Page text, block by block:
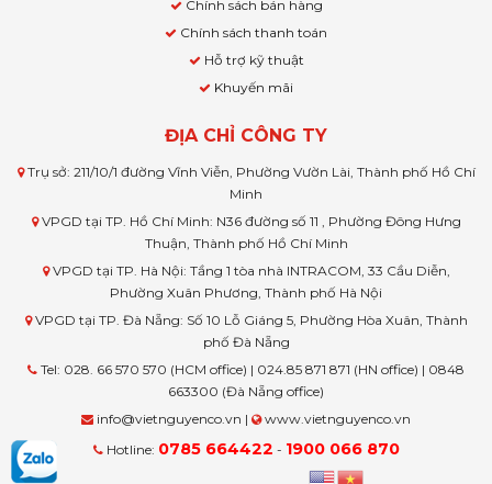
Chính sách bán hàng
Chính sách thanh toán
Hỗ trợ kỹ thuật
Khuyến mãi
ĐỊA CHỈ CÔNG TY
Trụ sở: 211/10/1 đường Vĩnh Viễn, Phường Vườn Lài, Thành phố Hồ Chí
Minh
VPGD tại TP. Hồ Chí Minh: N36 đường số 11 , Phường Đông Hưng
Thuận, Thành phố Hồ Chí Minh
VPGD tại TP. Hà Nội: Tầng 1 tòa nhà INTRACOM, 33 Cầu Diễn,
Phường Xuân Phương, Thành phố Hà Nội
VPGD tại TP. Đà Nẵng: Số 10 Lỗ Giáng 5, Phường Hòa Xuân, Thành
phố Đà Nẵng
Tel: 028. 66 570 570 (HCM office) | 024.85 871 871 (HN office) | 0848
663300 (Đà Nẵng office)
info@vietnguyenco.vn |
www.vietnguyenco.vn
Hotline: 0785 664422 - 1900 066 870